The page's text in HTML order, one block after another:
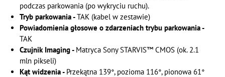
podczas parkowania (po wykryciu ruchu).
Tryb parkowania -TAK (kabel w zestawie)
Powiadomienia głosowe o zdarzeniach trybu parkowania -
TAK
Czujnik Imaging - Matryca Sony STARVIS™ CMOS (ok. 2.1
mln pikseli)
Kąt widzenia - Przekątna 139°, pozioma 116°, pionowa 61°